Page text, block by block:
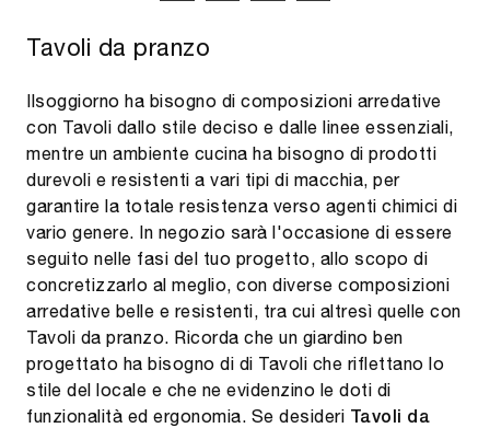
Tavoli da pranzo
Ilsoggiorno ha bisogno di composizioni arredative
con Tavoli dallo stile deciso e dalle linee essenziali,
mentre un ambiente cucina ha bisogno di prodotti
durevoli e resistenti a vari tipi di macchia, per
garantire la totale resistenza verso agenti chimici di
vario genere. In negozio sarà l'occasione di essere
seguito nelle fasi del tuo progetto, allo scopo di
concretizzarlo al meglio, con diverse composizioni
arredative belle e resistenti, tra cui altresì quelle con
Tavoli da pranzo. Ricorda che un giardino ben
progettato ha bisogno di di Tavoli che riflettano lo
stile del locale e che ne evidenzino le doti di
funzionalità ed ergonomia. Se desideri
Tavoli
da